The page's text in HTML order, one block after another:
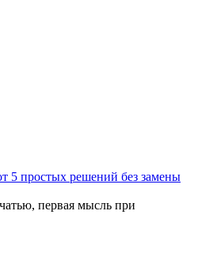
5 простых решений без замены
первая мысль при